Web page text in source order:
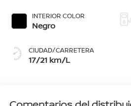
Bengala, Azul
Ártico, Gris Oxford
INTERIOR COLOR
Negro
CIUDAD/CARRETERA
17/21 km/L